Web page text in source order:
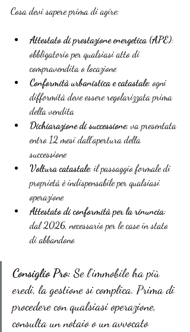
Cosa devi sapere prima di agire:
Attestato di prestazione energetica (APE):
obbligatorio per qualsiasi atto di
compravendita o locazione
Conformità urbanistica e catastale: ogni
difformità deve essere regolarizzata prima
della vendita
Dichiarazione di successione: va presentata
entro 12 mesi dall’apertura della
successione
Voltura catastale: il passaggio formale di
proprietà è indispensabile per qualsiasi
operazione
Attestato di conformità per la rinuncia:
dal 2026, necessario per le case in stato
di abbandono
Consiglio Pro: Se l’immobile ha più
eredi, la gestione si complica. Prima di
procedere con qualsiasi operazione,
consulta un notaio o un avvocato